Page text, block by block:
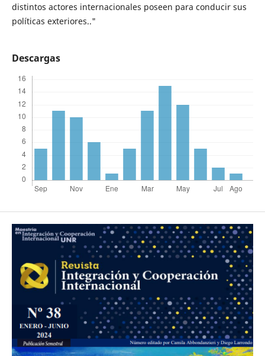
distintos actores internacionales poseen para conducir sus
políticas exteriores.."
Descargas